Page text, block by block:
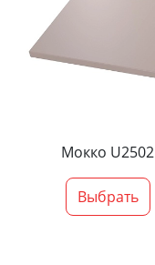
Мокко U2502
Выбрать